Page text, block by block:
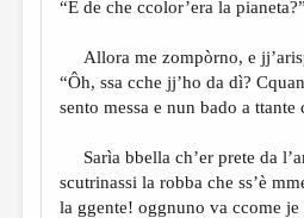
“E de che ccolor’era la pianeta?”
Allora me zompòrno, e
“Ôh, ssa cche jj’ho da dì?
sento messa e nun bado a ttante
Sarìa bbella ch’er prete da
scutrinassi la robba che ss’è
la ggente! oggnuno va ccome je